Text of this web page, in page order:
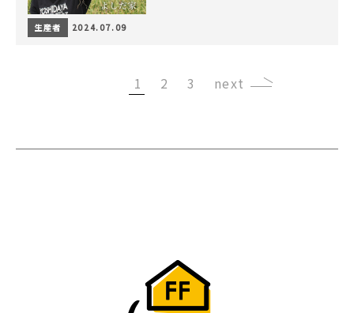
生産者 2024.07.09
1 2 3 ›